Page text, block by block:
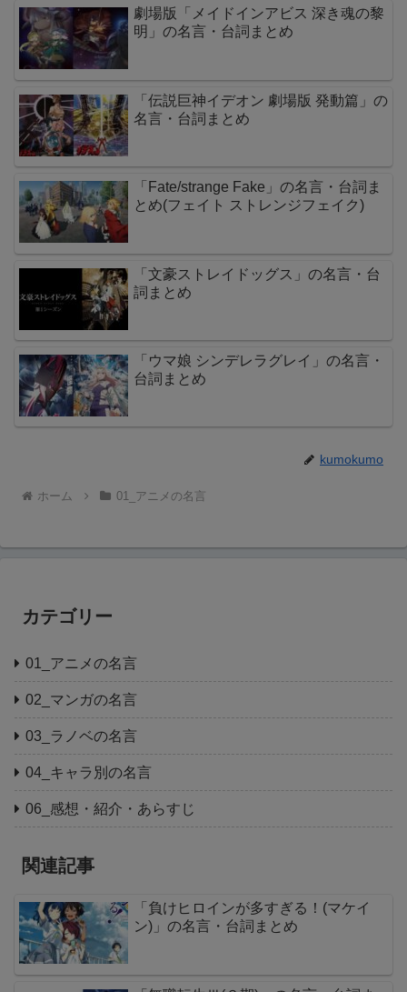
劇場版「メイドインアビス 深き魂の黎
明」の名言・台詞まとめ
「伝説巨神イデオン 劇場版 発動篇」の
名言・台詞まとめ
「Fate/strange Fake」の名言・台詞ま
とめ(フェイト ストレンジフェイク)
「文豪ストレイドッグス」の名言・台
詞まとめ
「ウマ娘 シンデレラグレイ」の名言・
台詞まとめ
kumokumo
ホーム 01_アニメの名言
カテゴリー
01_アニメの名言
02_マンガの名言
03_ラノベの名言
04_キャラ別の名言
06_感想・紹介・あらすじ
関連記事
「負けヒロインが多すぎる！(マケイ
ン)」の名言・台詞まとめ